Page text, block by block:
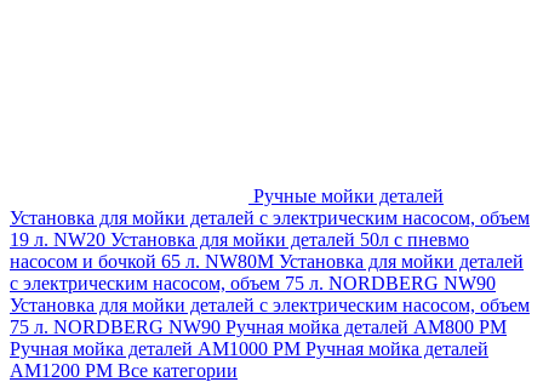
Ручные мойки деталей
Установка для мойки деталей с электрическим насосом, объем
19 л. NW20 Установка для мойки деталей 50л с пневмо
насосом и бочкой 65 л. NW80M Установка для мойки деталей
с электрическим насосом, объем 75 л. NORDBERG NW90
Установка для мойки деталей с электрическим насосом, объем
75 л. NORDBERG NW90 Ручная мойка деталей АМ800 РМ
Ручная мойка деталей АМ1000 РМ Ручная мойка деталей
АМ1200 РМ Все категории